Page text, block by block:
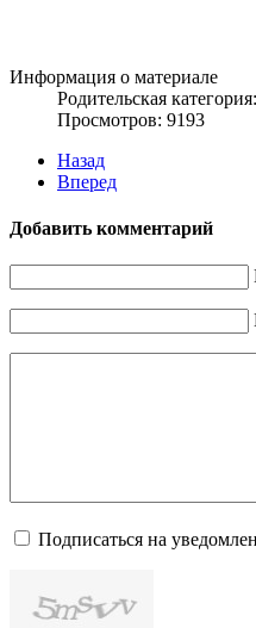
Информация о материале
Родительская категория:
Просмотров: 9193
Назад
Вперед
Добавить комментарий
Подписаться на